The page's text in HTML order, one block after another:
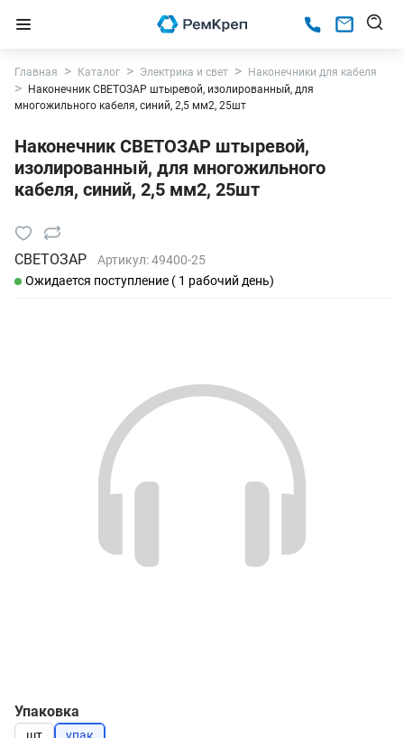
Главная Каталог Электрика и свет
Наконечники для кабеля
Наконечник СВЕТОЗАР штыревой, изолированный, для
многожильного кабеля, синий, 2,5 мм2, 25шт
Наконечник СВЕТОЗАР штыревой,
изолированный, для многожильного
кабеля, синий, 2,5 мм2, 25шт
СВЕТОЗАР Артикул:49400-25
Ожидается поступление ( 1 рабочий день)
Упаковка